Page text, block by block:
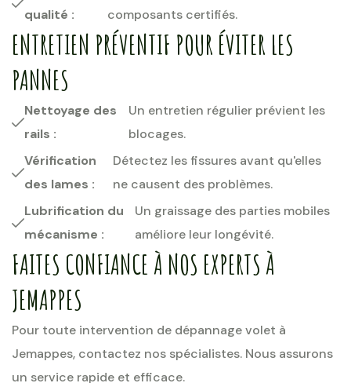
qualité :
composants certifiés.
ENTRETIEN PRÉVENTIF POUR ÉVITER LES
PANNES
Nettoyage des
rails :
Un entretien régulier prévient les
blocages.
Vérification
des lames :
Détectez les fissures avant qu'elles
ne causent des problèmes.
Lubrification du
mécanisme :
Un graissage des parties mobiles
améliore leur longévité.
FAITES CONFIANCE À NOS EXPERTS À
JEMAPPES
Pour toute intervention de dépannage volet à
Jemappes, contactez nos spécialistes. Nous assurons
un service rapide et efficace.